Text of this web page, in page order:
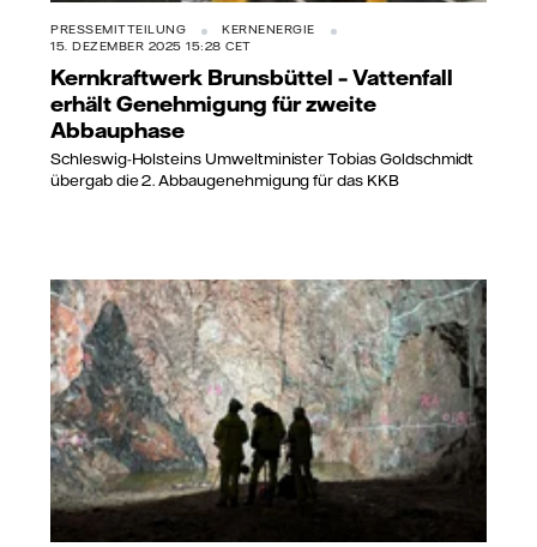
PRESSEMITTEILUNG
KERNENERGIE
15. DEZEMBER 2025 15:28 CET
Kernkraftwerk Brunsbüttel – Vattenfall
erhält Genehmigung für zweite
Abbauphase
Schleswig-Holsteins Umweltminister Tobias Goldschmidt
übergab die 2. Abbaugenehmigung für das KKB